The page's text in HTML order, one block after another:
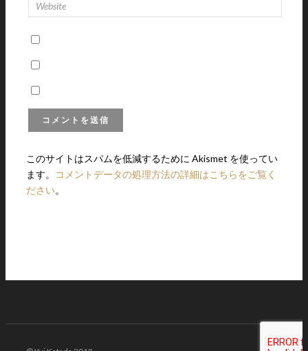
このサイトはスパムを低減するために Akismet を使ってい
ます。
コメントデータの処理方法の詳細はこちらをご覧く
ださい。